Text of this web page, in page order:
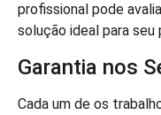
profissional pode
solução ideal para seu
Garantia nos
Cada um de os